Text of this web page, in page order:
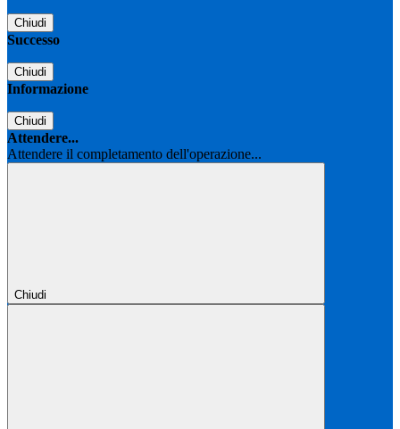
Chiudi
Successo
Chiudi
Informazione
Chiudi
Attendere...
Attendere il completamento dell'operazione...
Chiudi